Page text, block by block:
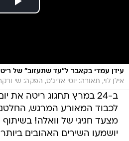
עידן עמדי בקאבר ל"עד שתעזוב" של
אילן לוי, תאורה: יוסי אדיג'ס, הפקה: שי
ב-24 במרץ תחגוג ריטה את
לכבוד המאורע המרגש, החלטנו
יושמעו השירים האהובים